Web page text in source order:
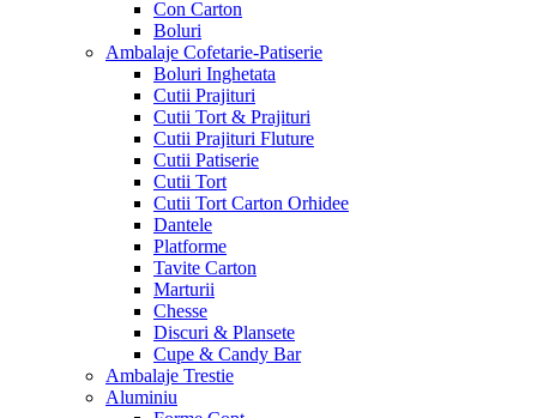
Con Carton
Boluri
Ambalaje Cofetarie-Patiserie
Boluri Inghetata
Cutii Prajituri
Cutii Tort & Prajituri
Cutii Prajituri Fluture
Cutii Patiserie
Cutii Tort
Cutii Tort Carton Orhidee
Dantele
Platforme
Tavite Carton
Marturii
Chesse
Discuri & Plansete
Cupe & Candy Bar
Ambalaje Trestie
Aluminiu